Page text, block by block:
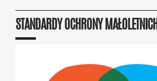
STANDARDY OCHRONY MAŁOLETNICH